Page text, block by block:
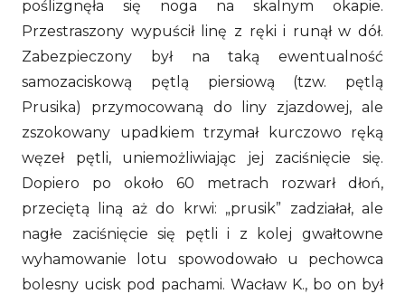
poślizgnęła się noga na skalnym okapie.
Przestraszony wypuścił linę z ręki i runął w dół.
Zabezpieczony był na taką ewentualność
samozaciskową pętlą piersiową (tzw. pętlą
Prusika) przymocowaną do liny zjazdowej, ale
zszokowany upadkiem trzymał kurczowo ręką
węzeł pętli, uniemożliwiając jej zaciśnięcie się.
Dopiero po około 60 metrach rozwarł dłoń,
przeciętą liną aż do krwi: „prusik” zadziałał, ale
nagłe zaciśnięcie się pętli i z kolej gwałtowne
wyhamowanie lotu spowodowało u pechowca
bolesny ucisk pod pachami. Wacław K., bo on był